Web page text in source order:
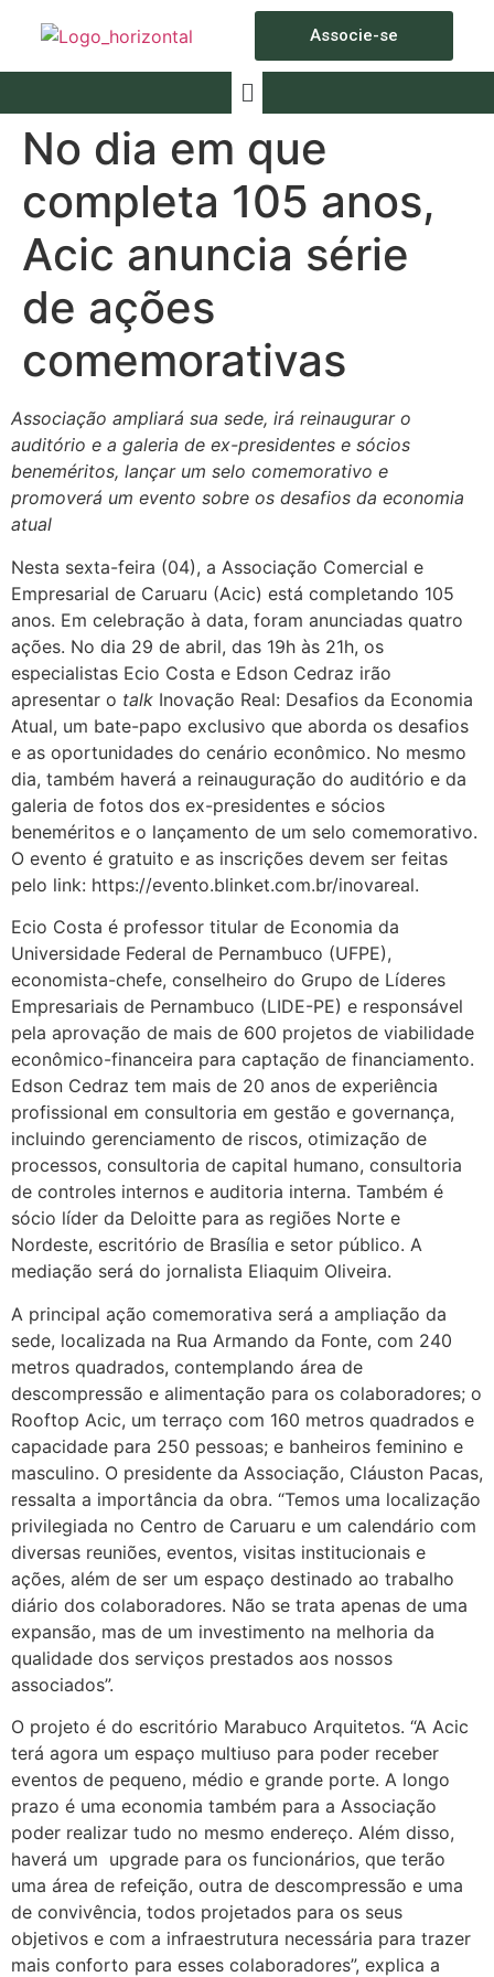
Associe-se
No dia em que
completa 105 anos,
Acic anuncia série
de ações
comemorativas
Associação ampliará sua sede, irá reinaugurar o
auditório e a galeria de ex-presidentes e sócios
beneméritos, lançar um selo comemorativo e
promoverá um evento sobre os desafios da economia
atual
Nesta sexta-feira (04), a Associação Comercial e
Empresarial de Caruaru (Acic) está completando 105
anos. Em celebração à data, foram anunciadas quatro
ações. No dia 29 de abril, das 19h às 21h, os
especialistas Ecio Costa e Edson Cedraz irão
apresentar o talk Inovação Real: Desafios da Economia
Atual, um bate-papo exclusivo que aborda os desafios
e as oportunidades do cenário econômico. No mesmo
dia, também haverá a reinauguração do auditório e da
galeria de fotos dos ex-presidentes e sócios
beneméritos e o lançamento de um selo comemorativo.
O evento é gratuito e as inscrições devem ser feitas
pelo link: https://evento.blinket.com.br/inovareal.
Ecio Costa é professor titular de Economia da
Universidade Federal de Pernambuco (UFPE),
economista-chefe, conselheiro do Grupo de Líderes
Empresariais de Pernambuco (LIDE-PE) e responsável
pela aprovação de mais de 600 projetos de viabilidade
econômico-financeira para captação de financiamento.
Edson Cedraz tem mais de 20 anos de experiência
profissional em consultoria em gestão e governança,
incluindo gerenciamento de riscos, otimização de
processos, consultoria de capital humano, consultoria
de controles internos e auditoria interna. Também é
sócio líder da Deloitte para as regiões Norte e
Nordeste, escritório de Brasília e setor público. A
mediação será do jornalista Eliaquim Oliveira.
A principal ação comemorativa será a ampliação da
sede, localizada na Rua Armando da Fonte, com 240
metros quadrados, contemplando área de
descompressão e alimentação para os colaboradores; o
Rooftop Acic, um terraço com 160 metros quadrados e
capacidade para 250 pessoas; e banheiros feminino e
masculino. O presidente da Associação, Cláuston Pacas,
ressalta a importância da obra. “Temos uma localização
privilegiada no Centro de Caruaru e um calendário com
diversas reuniões, eventos, visitas institucionais e
ações, além de ser um espaço destinado ao trabalho
diário dos colaboradores. Não se trata apenas de uma
expansão, mas de um investimento na melhoria da
qualidade dos serviços prestados aos nossos
associados”.
O projeto é do escritório Marabuco Arquitetos. “A Acic
terá agora um espaço multiuso para poder receber
eventos de pequeno, médio e grande porte. A longo
prazo é uma economia também para a Associação
poder realizar tudo no mesmo endereço. Além disso,
haverá um upgrade para os funcionários, que terão
uma área de refeição, outra de descompressão e uma
de convivência, todos projetados para os seus
objetivos e com a infraestrutura necessária para trazer
mais conforto para esses colaboradores”, explica a